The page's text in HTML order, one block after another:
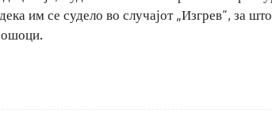
им се судело во случајот „Изгрев“, за